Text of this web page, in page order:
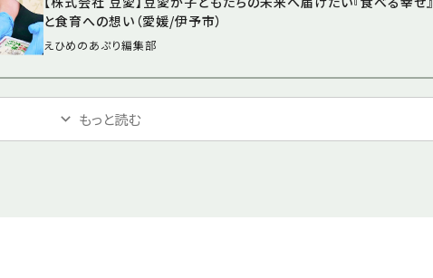
と食育への想い（愛媛/伊予市）
えひめのあぷり編集部
もっと読む